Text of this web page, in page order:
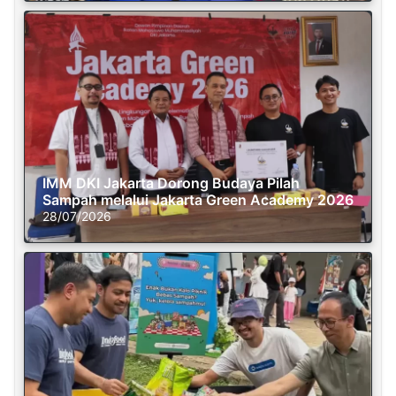
IMM DKI Jakarta Dorong Budaya Pilah
Sampah melalui Jakarta Green Academy 2026
28/07/2026